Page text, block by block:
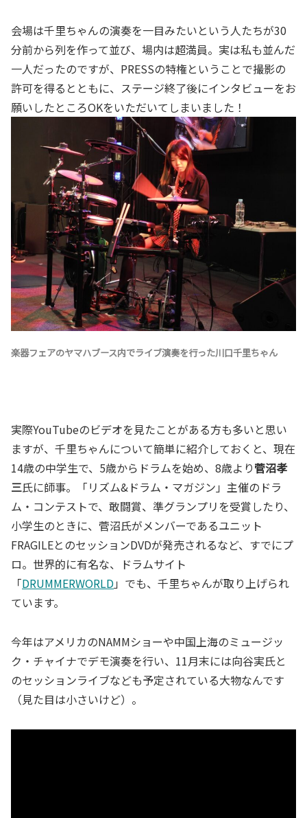
会場は千里ちゃんの演奏を一目みたいという人たちが30
分前から列を作って並び、場内は超満員。実は私も並んだ
一人だったのですが、PRESSの特権ということで撮影の
許可を得るとともに、ステージ終了後にインタビューをお
願いしたところOKをいただいてしまいました！
楽器フェアのヤマハブース内でライブ演奏を行った川口千里ちゃん
実際YouTubeのビデオを見たことがある方も多いと思い
ますが、千里ちゃんについて簡単に紹介しておくと、現在
14歳の中学生で、5歳からドラムを始め、8歳より菅沼孝
三氏に師事。「リズム&ドラム・マガジン」主催のドラ
ム・コンテストで、敢闘賞、準グランプリを受賞したり、
小学生のときに、菅沼氏がメンバーであるユニット
FRAGILEとのセッションDVDが発売されるなど、すでにプ
ロ。世界的に有名な、ドラムサイト
「DRUMMERWORLD」でも、千里ちゃんが取り上げられ
ています。
今年はアメリカのNAMMショーや中国上海のミュージッ
ク・チャイナでデモ演奏を行い、11月末には向谷実氏と
のセッションライブなども予定されている大物なんです
（見た目は小さいけど）。